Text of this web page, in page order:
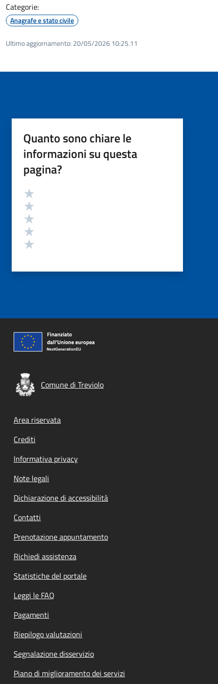
Categorie:
Anagrafe e stato civile
Ultimo aggiornamento: 20/05/2026 10:25.11
Quanto sono chiare le
informazioni su questa
pagina?
Valutazione
Comune di Treviolo
Footer menu
Area riservata
Crediti
Informativa privacy
Note legali
Dichiarazione di accessibilità
Contatti
Prenotazione appuntamento
Richiedi assistenza
Statistiche del portale
Leggi le FAQ
Pagamenti
Riepilogo valutazioni
Segnalazione disservizio
Piano di miglioramento dei servizi